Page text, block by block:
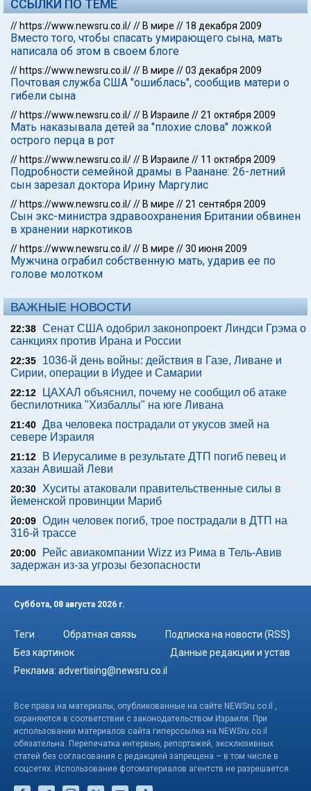
ССЫЛКИ ПО ТЕМЕ
// https://www.newsru.co.il/// В мире // 18 декабря 2009
Вместо того, чтобы спасать умирающего сына, мать
написала об этом в своем блоге
// https://www.newsru.co.il/// В мире //03 декабря 2009
Почтовая служба США "ошиблась", сообщив матери о
гибели сына
// https://www.newsru.co.il/// В Израиле //21 октября 2009
Мать наказывала детей за "плохие слова" ложкой
острого перца в рот
// https://www.newsru.co.il/// В Израиле // 11 октября 2009
Подробности семейной драмы в Раанане: 26-летний
сын зарезал доктора Ирину Маргулис
// https://www.newsru.co.il/// В мире //21 сентября 2009
Сын экс-министра здравоохранения Британии обвинен
в хранении наркотиков
// https://www.newsru.co.il/// В мире //30 июня 2009
Мужчина ограбил собственную мать, ударив ее по
голове молотком
ВАЖНЫЕ НОВОСТИ
22:38 Сенат США одобрил законопроект Линдси Грэма о
санкциях против Ирана и России
22:35
1036-й день войны: действия в Газе, Ливане и
Сирии, операции в Иудее и Самарии
22:12
ЦАХАЛ объяснил, почему не сообщил об атаке
беспилотника "Хизбаллы" на юге Ливана
21:40 Два человека пострадали от укусов змей на
севере Израиля
21:12
В Иерусалиме в результате ДТП погиб певец и
хазан Авишай Леви
20:30
Хуситы атаковали правительственные силы в
йеменской провинции Мариб
20:09 Один человек погиб, трое пострадали в ДТП на
316-й трассе
20:00
Рейс авиакомпании Wizz из Рима в Тель-Авив
задержан из-за угрозы безопасности
Суббота, 08 августа 2026 г.
Теги Обратная связь
Подписка на новости (RSS)
Без картинок
Данные редакции и устав
Реклама: advertising@newsru.co.il
Все права на материалы, опубликованные на сайте NEWSru.co.il ,
охраняются в соответствии с законодательством Израиля. При
использовании материалов сайта гиперссылка на NEWSru.co.il
обязательна. Перепечатка интервью, репортажей, эксклюзивных
статей без согласования с редакцией запрещена – в том числе в
соцсетях. Использование фотоматериалов агентств не разрешается.